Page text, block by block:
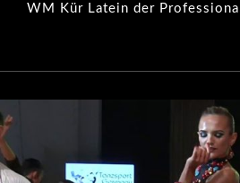
WM Kür Latein der